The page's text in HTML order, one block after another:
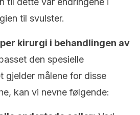
til svulster.
kirurgi i behandlingen av
den spesielle
gjelder målene for disse
kan vi nevne følgende: